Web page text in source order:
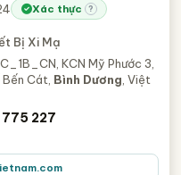
Xác thực ?
Bị Xi Mạ
KCN Mỹ Phước 3,
Cát, Bình Dương , Việt
227